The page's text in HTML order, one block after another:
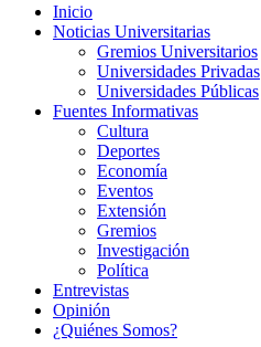
Menú
principal
Inicio
Noticias Universitarias
Gremios Universitarios
Universidades Privadas
Universidades Públicas
Fuentes Informativas
Cultura
Deportes
Economía
Eventos
Extensión
Gremios
Investigación
Política
Entrevistas
Opinión
¿Quiénes Somos?